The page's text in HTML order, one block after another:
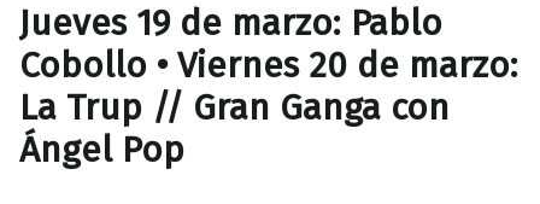
Jueves 19 de marzo: Pablo
Cobollo • Viernes 20 de marzo:
La Trup // Gran Ganga con
Ángel Pop